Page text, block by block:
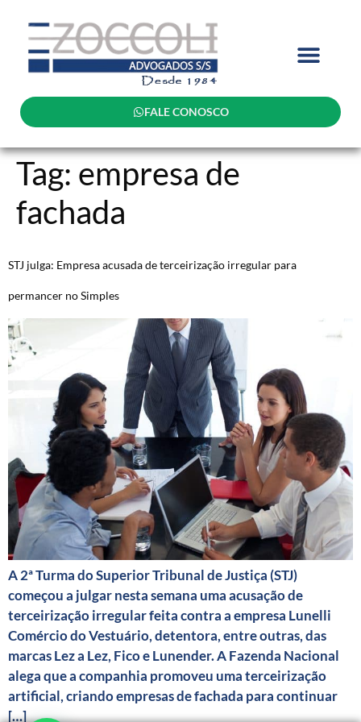
FALE CONOSCO
Tag: empresa de
fachada
STJ julga: Empresa acusada de terceirização irregular para
permancer no Simples
A 2ª Turma do Superior Tribunal de Justiça (STJ)
começou a julgar nesta semana uma acusação de
terceirização irregular feita contra a empresa Lunelli
Comércio do Vestuário, detentora, entre outras, das
marcas Lez a Lez, Fico e Lunender. A Fazenda Nacional
alega que a companhia promoveu uma terceirização
artificial, criando empresas de fachada para continuar
[…]